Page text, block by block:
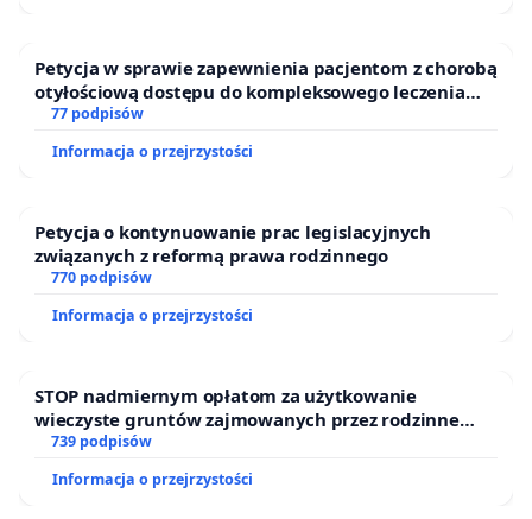
Petycja w sprawie zapewnienia pacjentom z chorobą
otyłościową dostępu do kompleksowego leczenia
oraz programów profilaktycznych.
77 podpisów
Informacja o przejrzystości
Petycja o kontynuowanie prac legislacyjnych
związanych z reformą prawa rodzinnego
770 podpisów
Informacja o przejrzystości
STOP nadmiernym opłatom za użytkowanie
wieczyste gruntów zajmowanych przez rodzinne
ogrody działkowe.
739 podpisów
Informacja o przejrzystości